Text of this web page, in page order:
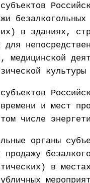
в зданиях,
для
медицинской
и мест
числе
органы
продажу
в